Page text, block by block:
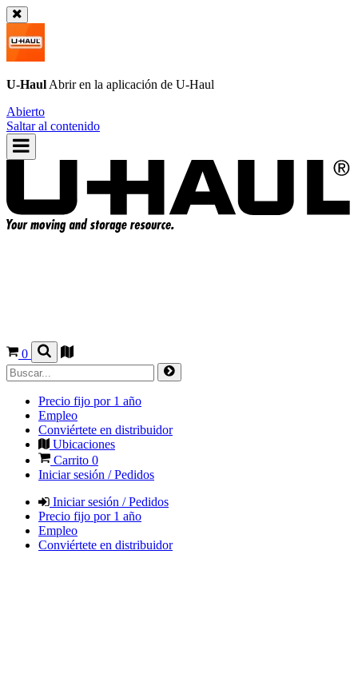
U-Haul Abrir en la aplicación de U-Haul
Abierto
Saltar al contenido
0
Precio fijo por 1 año
Empleo
Conviértete en distribuidor
Ubicaciones
Carrito 0
Iniciar sesión / Pedidos
Iniciar sesión / Pedidos
Precio fijo por 1 año
Empleo
Conviértete en distribuidor